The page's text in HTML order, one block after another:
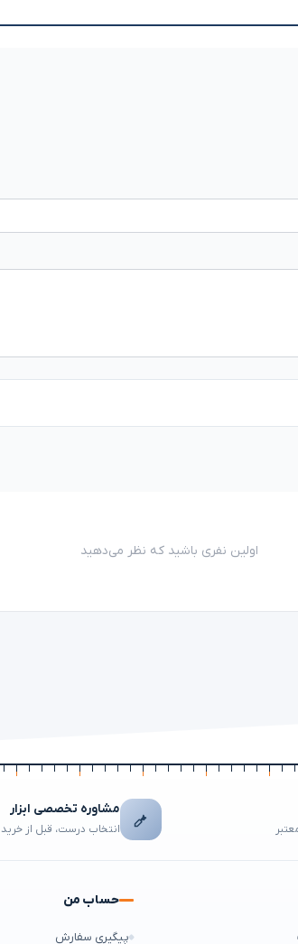
اولین نفری باشید که نظر می‌دهید
مشاوره تخصصی ابزار
انتخاب درست، قبل از خرید
حساب من
پیگیری سفارش